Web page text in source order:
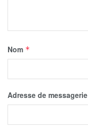
Nom *
Adresse de messagerie